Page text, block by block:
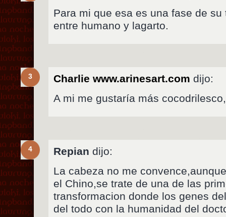
Para mi que esa es una fase de
entre humano y lagarto.
3 Charlie www.arinesart.com dijo:
A mi me gustaría más
4 Repian dijo:
La cabeza no me
el Chino,se trate de una de las
transformacion donde los genes
del todo con la humanidad del